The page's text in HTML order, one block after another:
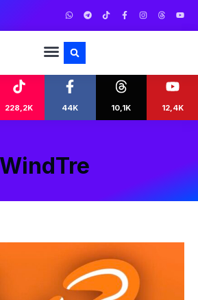
228,2K 44K 10,1K 12,4K
WindTre